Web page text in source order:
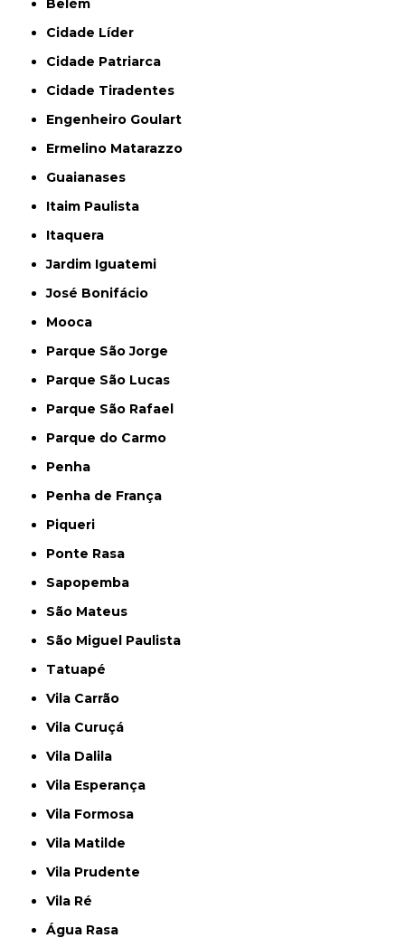
Belém
Cidade Líder
Cidade Patriarca
Cidade Tiradentes
Engenheiro Goulart
Ermelino Matarazzo
Guaianases
Itaim Paulista
Itaquera
Jardim Iguatemi
José Bonifácio
Mooca
Parque São Jorge
Parque São Lucas
Parque São Rafael
Parque do Carmo
Penha
Penha de França
Piqueri
Ponte Rasa
Sapopemba
São Mateus
São Miguel Paulista
Tatuapé
Vila Carrão
Vila Curuçá
Vila Dalila
Vila Esperança
Vila Formosa
Vila Matilde
Vila Prudente
Vila Ré
Água Rasa